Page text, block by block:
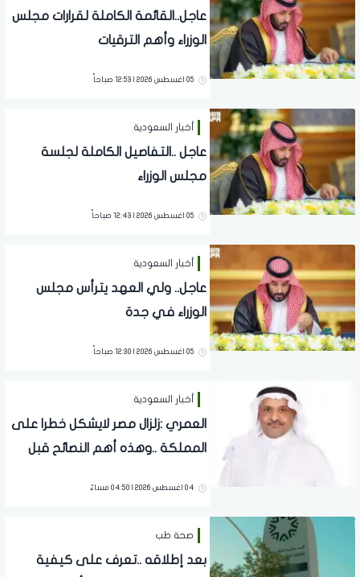
عاجل..القائمة الكاملة لقرارات مجلس
الوزراء وأهم الترقيات
05 اغسطس 2026 | 12:53 صباحاً
أخبار السعودية
عاجل ..التفاصيل الكاملة لجلسة
مجلس الوزراء
05 اغسطس 2026 | 12:43 صباحاً
أخبار السعودية
عاجل.. ولي العهد يترأس مجلس
الوزراء في جدة
05 اغسطس 2026 | 12:30 صباحاً
أخبار السعودية
العمري :زلزال مصر لايشكل خطرا على
المملكة ..وهذه أهم النصائح قبل
الزلزالي
04 اغسطس 2026 | 04:50 مساءً
صحة طب
بعد إطلاقه ..تعرف على كيفية